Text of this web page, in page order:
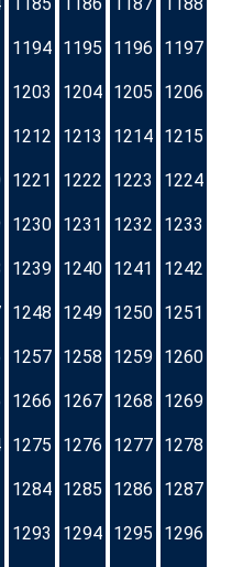
1194 1195 1196 1197
1203 1204 1205 1206
1212 1213 1214 1215
1221 1222 1223 1224
1230 1231 1232 1233
1239 1240 1241 1242
1248 1249 1250 1251
1257 1258 1259 1260
1266 1267 1268 1269
1275 1276 1277 1278
1284 1285 1286 1287
1293 1294 1295 1296